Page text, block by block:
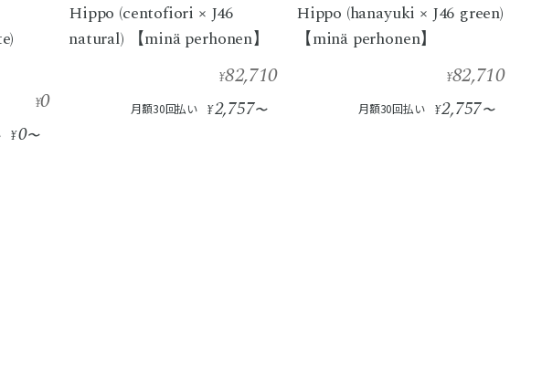
¥0
¥0〜
Hippo (centofiori × J46
natural) 【minä perhonen】
¥82,710
月額30回払い ¥2,757〜
Hippo (hanayuki × J46 green)
【minä perhonen】
¥82,710
月額30回払い ¥2,757〜